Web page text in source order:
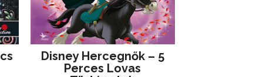
Disney ​Hercegnők – 5
Perces Lovas